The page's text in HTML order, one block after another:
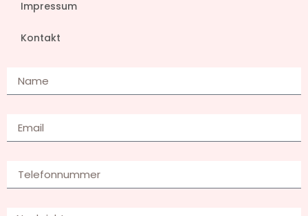
Impressum
Kontakt